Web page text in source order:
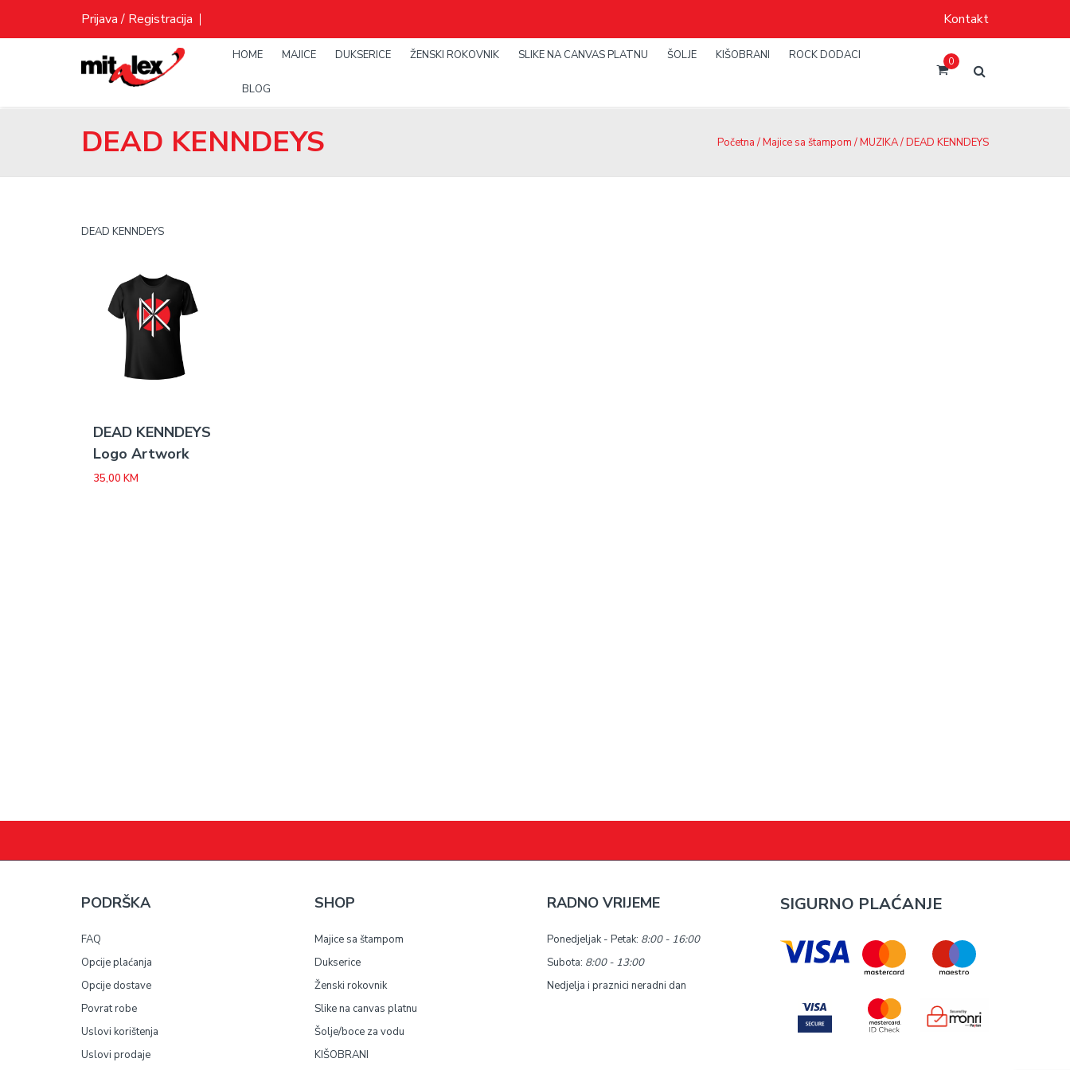
content
Prijava / Registracija Kontakt
HOME MAJICE DUKSERICE ŽENSKI ROKOVNIK SLIKE NA CANVAS PLATNU ŠOLJE KIŠOBRANI ROCK DODACI
BLOG
0
DEAD KENNDEYS Početna /Majice sa štampom /MUZIKA/ DEAD KENNDEYS
DEAD KENNDEYS
DEAD KENNDEYS
Logo Artwork
35,00 KM
PODRŠKA
FAQ
Opcije plaćanja
Opcije dostave
Povrat robe
Uslovi korištenja
Uslovi prodaje
SHOP
Majice sa štampom
Dukserice
Ženski rokovnik
Slike na canvas platnu
Šolje/boce za vodu
KIŠOBRANI
RADNO VRIJEME
Ponedjeljak - Petak: 8:00 - 16:00
Subota: 8:00 - 13:00
Nedjelja i praznici neradni dan
SIGURNO PLAĆANJE